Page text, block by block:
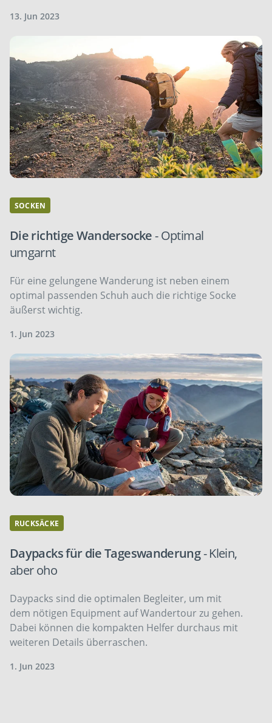
13. Jun 2023
SOCKEN
Die richtige Wandersocke- Optimal
umgarnt
Für eine gelungene Wanderung ist neben einem
optimal passenden Schuh auch die richtige Socke
äußerst wichtig.
1. Jun 2023
RUCKSÄCKE
Daypacks für die Tageswanderung- Klein,
aber oho
Daypacks sind die optimalen Begleiter, um mit
dem nötigen Equipment auf Wandertour zu gehen.
Dabei können die kompakten Helfer durchaus mit
weiteren Details überraschen.
1. Jun 2023